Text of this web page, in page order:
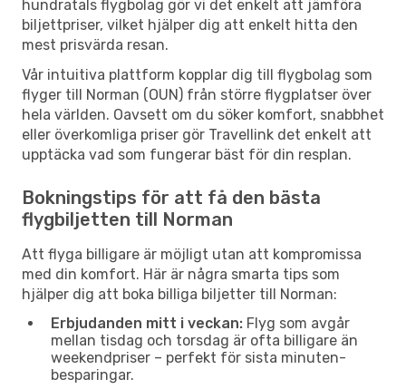
hundratals flygbolag gör vi det enkelt att jämföra
biljettpriser, vilket hjälper dig att enkelt hitta den
mest prisvärda resan.
Vår intuitiva plattform kopplar dig till flygbolag som
flyger till Norman (OUN) från större flygplatser över
hela världen. Oavsett om du söker komfort, snabbhet
eller överkomliga priser gör Travellink det enkelt att
upptäcka vad som fungerar bäst för din resplan.
Bokningstips för att få den bästa
flygbiljetten till Norman
Att flyga billigare är möjligt utan att kompromissa
med din komfort. Här är några smarta tips som
hjälper dig att boka billiga biljetter till Norman:
Erbjudanden mitt i veckan: Flyg som avgår
mellan tisdag och torsdag är ofta billigare än
weekendpriser – perfekt för sista minuten-
besparingar.